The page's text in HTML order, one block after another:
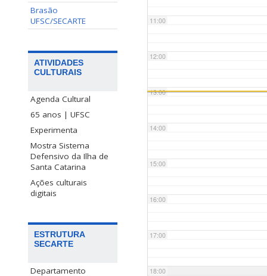
Brasão
UFSC/SECARTE
ATIVIDADES
CULTURAIS
Agenda Cultural
65 anos | UFSC
Experimenta
Mostra Sistema
Defensivo da Ilha de
Santa Catarina
Ações culturais
digitais
ESTRUTURA
SECARTE
Departamento
11:00
12:00
13:00
14:00
15:00
16:00
17:00
18:00